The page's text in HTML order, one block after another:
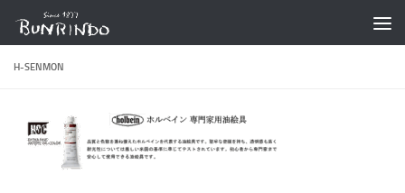
コンテンツへスキップ
H-SENMON